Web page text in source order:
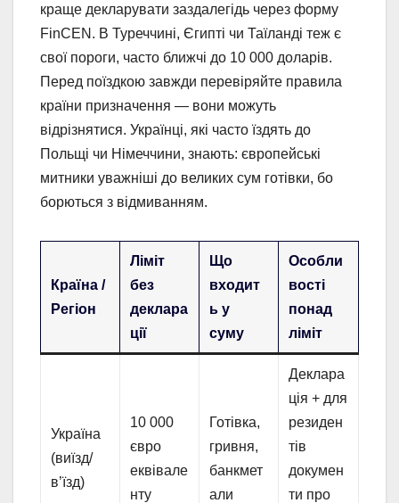
краще декларувати заздалегідь через форму
FinCEN. В Туреччині, Єгипті чи Таїланді теж є
свої пороги, часто ближчі до 10 000 доларів.
Перед поїздкою завжди перевіряйте правила
країни призначення — вони можуть
відрізнятися. Українці, які часто їздять до
Польщі чи Німеччини, знають: європейські
митники уважніші до великих сум готівки, бо
борються з відмиванням.
Країна /
Регіон
Ліміт
без
деклара
ції
Що
входит
ь у
суму
Особли
вості
понад
ліміт
Україна
(виїзд/
в’їзд)
10 000
євро
еквівале
нту
Готівка,
гривня,
банкмет
али
Деклара
ція + для
резиден
тів
докумен
ти про